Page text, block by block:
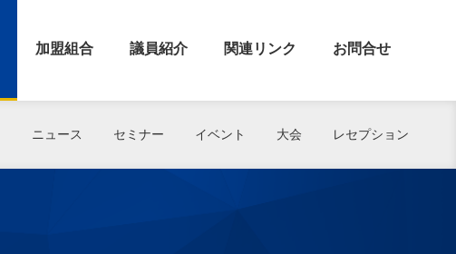
加盟組合 議員紹介 関連リンク お問合せ
ニュース セミナー イベント 大会 レセプション